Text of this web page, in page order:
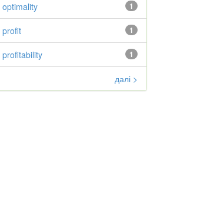
1
optimality
1
profit
1
profitability
далі >